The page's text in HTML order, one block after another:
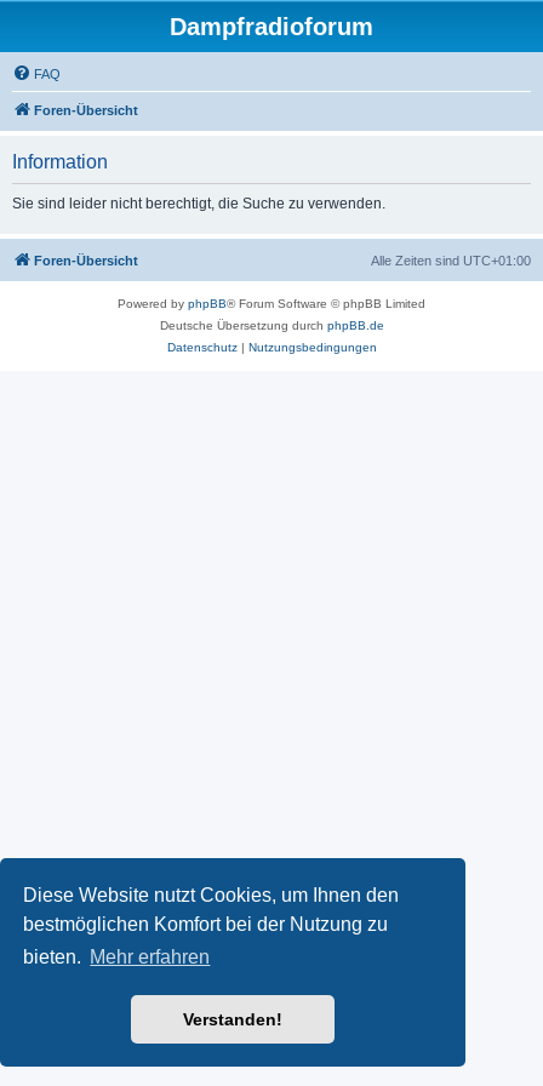
Diese Website nutzt Cookies, um Ihnen den
bestmöglichen Komfort bei der Nutzung zu
bieten. Mehr erfahren
Verstanden!
Dampfradioforum
FAQ
Foren-Übersicht
Information
Sie sind leider nicht berechtigt, die Suche zu verwenden.
Foren-Übersicht Alle Zeiten sind UTC+01:00
Powered by phpBB® Forum Software © phpBB Limited
Deutsche Übersetzung durch phpBB.de
Datenschutz| Nutzungsbedingungen